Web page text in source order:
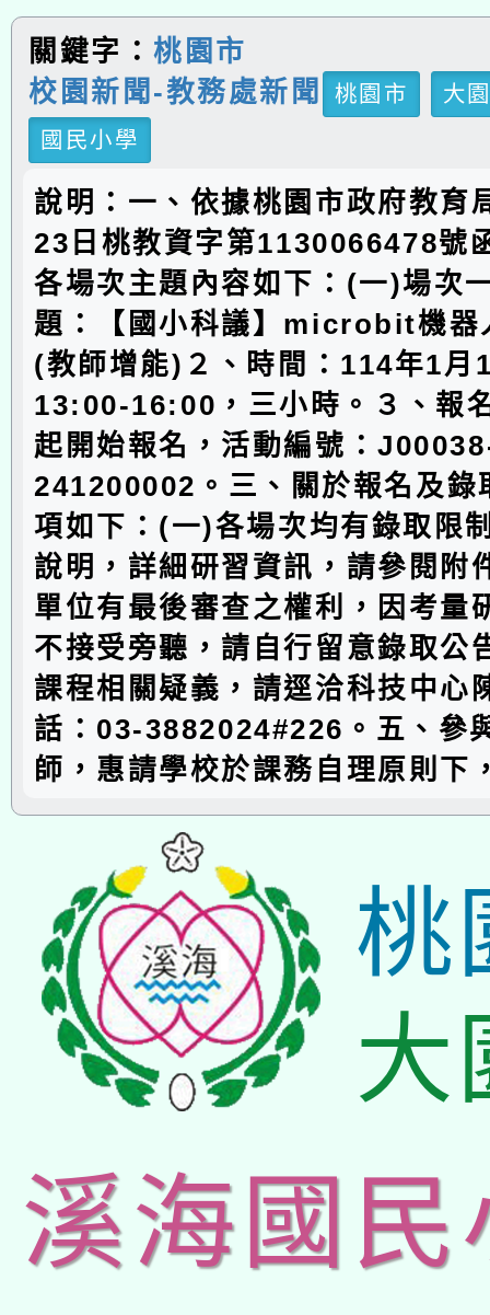
關鍵字：桃園市
校園新聞-教務處新聞
桃園市
大
國民小學
說明：一、依據桃園市政府教育
23日桃教資字第1130066478號
各場次主題內容如下：(一)場次
題：【國小科議】microbit機器
(教師增能)２、時間：114年1月
13:00-16:00，三小時。３、報
起開始報名，活動編號：
241200002。三、關於報名及錄
項如下：(一)各場次均有錄取限
說明，詳細研習資訊，請參閱附
單位有最後審查之權利，因考量
不接受旁聽，請自行留意錄取公
課程相關疑義，請逕洽科技中心
話：03-3882024#226。五、參
師，惠請學校於課務自理原則下
桃
大
溪海國民